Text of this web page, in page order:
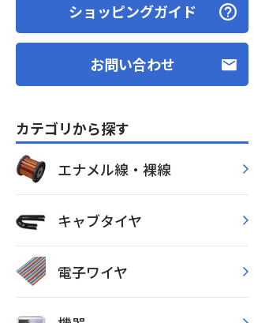
ショッピングガイド
お問い合わせ
カテゴリから探す
エナメル線・裸線
キャブタイヤ
電子ワイヤ